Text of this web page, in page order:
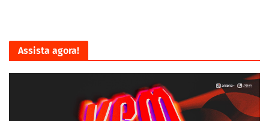
Assista agora!